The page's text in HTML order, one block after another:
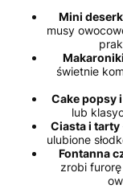
Mini
musy
świetnie
Cake popsy
lub
Ciasta i tarty
ulubione
Fontanna
zrobi